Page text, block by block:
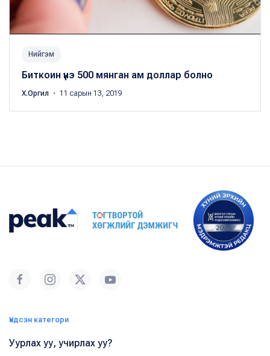
Нийгэм
Биткоин үнэ 500 мянган ам доллар болно
Х.Оргил ・ 11 сарын 13, 2019
Үндсэн категори
Уурлах уу, учирлах уу?